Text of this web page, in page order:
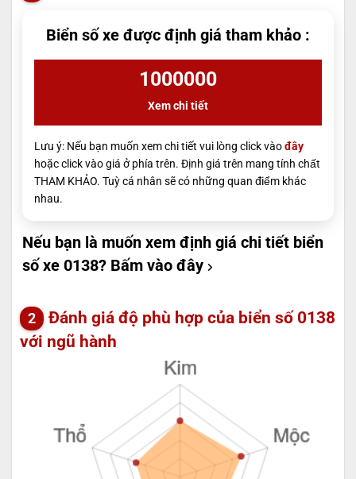
Biển số xe được định giá tham khảo :
1000000
Xem chi tiết
Lưu ý: Nếu bạn muốn xem chi tiết vui lòng click vàođây
hoặc click vào giá ở phía trên. Định giá trên mang tính chất
THAM KHẢO. Tuỳ cá nhân sẽ có những quan điểm khác
nhau.
Nếu bạn là muốn xem định giá chi tiết biển
số xe 0138? Bấm vào đây
Đánh giá độ phù hợp của biển số 0138
với ngũ hành